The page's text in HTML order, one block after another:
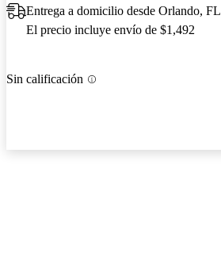
Entrega a domicilio desde Orlando, FL
El precio incluye envío de $1,492
Sin calificación